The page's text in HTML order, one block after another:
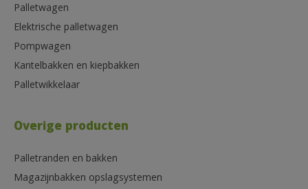
Palletwagen
Elektrische palletwagen
Pompwagen
Kantelbakken en kiepbakken
Palletwikkelaar
Overige producten
Palletranden en bakken
Magazijnbakken opslagsystemen